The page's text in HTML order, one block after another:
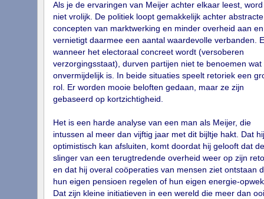
Als je de ervaringen van Meijer achter elkaar leest, word
niet vrolijk. De politiek loopt gemakkelijk achter abstracte
concepten van marktwerking en minder overheid aan en
vernietigt daarmee een aantal waardevolle verbanden.
wanneer het electoraal concreet wordt (versoberen
verzorgingsstaat), durven partijen niet te benoemen wat
onvermijdelijk is. In beide situaties speelt retoriek een
rol. Er worden mooie beloften gedaan, maar ze zijn
gebaseerd op kortzichtigheid.
Het is een harde analyse van een man als Meijer, die
intussen al meer dan vijftig jaar met dit bijltje hakt. Dat hij
optimistisch kan afsluiten, komt doordat hij gelooft dat de
slinger van een terugtredende overheid weer op zijn
en dat hij overal coöperaties van mensen ziet ontstaan
hun eigen pensioen regelen of hun eigen energie-
Dat zijn kleine initiatieven in een wereld die meer dan